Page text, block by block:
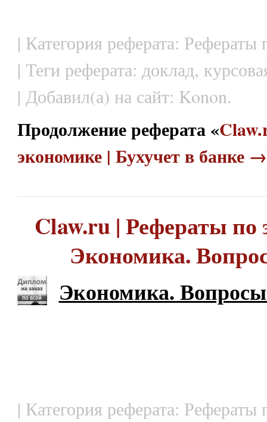
| Категория реферата: Рефераты
| Теги реферата: доклад,
| Добавил(а) на сайт: Konon.
Продолжение реферата «
экономике | Бухучет в банке →
Claw.ru | Рефераты по
Экономика.
Экономика.
| Категория реферата: Рефераты